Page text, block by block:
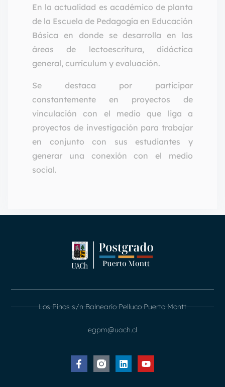
En la actualidad es académico de planta
de la Escuela de Pedagogía en Educación
Básica en donde se desarrolla en las
áreas de lectoescritura, didáctica
general, currículum y evaluación.
Se destaca por participar
constantemente en proyectos de
vinculación con el medio que liga a
proyectos de investigación para trabajar
en conjunto con sus estudiantes y
generar una conexión con el medio
social.
Los Pinos s/n Balneario Pelluco Puerto Montt
egpm@uach.cl